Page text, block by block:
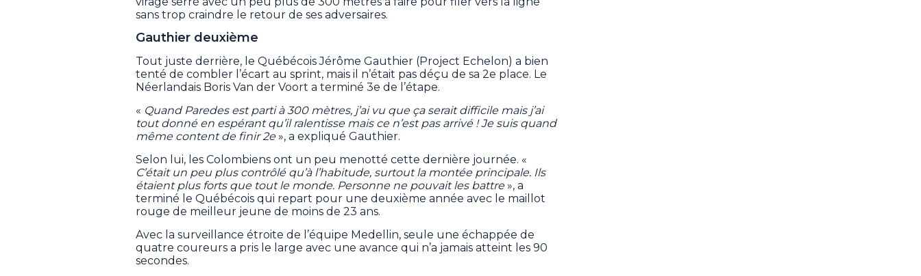
sans trop craindre le retour de ses adversaires.
Gauthier deuxième
Tout juste derrière, le Québécois Jérôme Gauthier (Project Echelon) a bien
tenté de combler l’écart au sprint, mais il n’était pas déçu de sa 2e place. Le
Néerlandais Boris Van der Voort a terminé 3e de l’étape.
« Quand Paredes est parti à 300 mètres, j’ai vu que ça serait difficile mais j’ai
tout donné en espérant qu’il ralentisse mais ce n’est pas arrivé ! Je suis quand
même content de finir 2e», a expliqué Gauthier.
Selon lui, les Colombiens ont un peu menotté cette dernière journée. «
C’était un peu plus contrôlé qu’à l’habitude, surtout la montée principale. Ils
étaient plus forts que tout le monde. Personne ne pouvait les battre», a
terminé le Québécois qui repart pour une deuxième année avec le maillot
rouge de meilleur jeune de moins de 23 ans.
Avec la surveillance étroite de l’équipe Medellin, seule une échappée de
quatre coureurs a pris le large avec une avance qui n’a jamais atteint les 90
secondes.